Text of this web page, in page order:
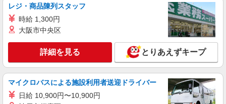
アルバイト パート
全席個室じぶんどき秋葉原駅前店
時給1,300円 ※給与幅は経験・能力による ■食
事補助あり ⇒1食200円 ■昇給あり（年2回） ⇒ト
レーナーになったら… 通常時給＋300円！！ ■
研修時給 ⇒通常時給より変動なし ■高校生時給 ⇒
通常時給より変動なし ■深夜時給 ⇒22時以降時給
25％UP↑
東京都千代田区外神田1-18-19 BiTO AKIBA
8F
キープ 詳細を見る
レジ・商品陳列スタッフ
時給 1,300円
大阪市中央区
詳細を見る とりあえずキープ
マイクロバスによる施設利用者送迎ドライバー
日給 10,900円〜10,900円